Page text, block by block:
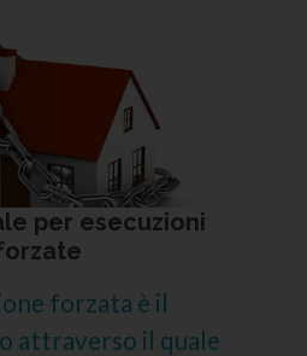
per esecuzioni
forzata è il
attraverso il quale